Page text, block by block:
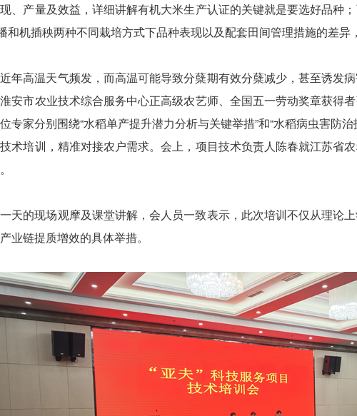
、产量及效益，详细讲解有机大米生产认证的关键就是要选好品种
和机插秧两种不同栽培方式下品种表现以及配套田间管理措施的差异
年高温天气频发，而高温可能导致分蘖期有效分蘖减少，甚至诱发
安市农业技术综合服务中心正高级农艺师、全国五一劳动奖章获得
专家分别围绕“水稻单产提升潜力分析与关键举措”和“水稻病虫害防
术培训，精准对接农户需求。会上，项目技术负责人陈春就江苏省
天的现场观摩及课堂讲解，会人员一致表示，此次培训不仅从理论
业链提质增效的具体举措。